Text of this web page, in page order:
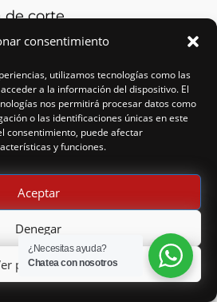
consentimiento
utilizamos tecnologías como las
a la información del dispositivo. El
nos permitirá procesar datos como
o las identificaciones únicas en este
consentimiento, puede afectar
y funciones.
Aceptar
Denegar
preferencias
de corte.
la capacidad de
residuos de
la zona de corte,
de los residuos a la
la limpieza:
El aceite
a mantener la
¿Necesitas ayuda?
Chatea con nosotros